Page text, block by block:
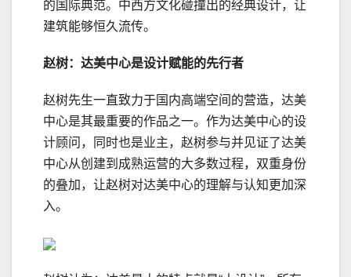
的国际典范。中西方文化碰撞出的经典设计，让
建筑能够恒久流传。
赵树：达美中心是设计赋能的先行者
赵树先生一直致力于国内高端空间的营造，达美
中心是其最重要的作品之一。作为达美中心的设
计顾问，同时也是业主，赵树参与并见证了达美
中心从创建到成熟运营的大多数过程，双重身份
的叠加，让赵树对达美中心的理解与认知更加深
入。